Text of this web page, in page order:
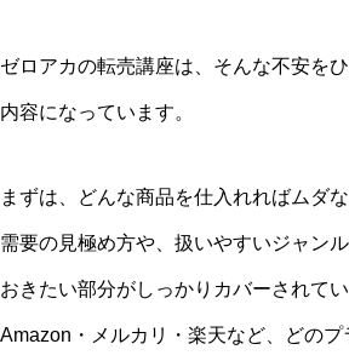
ゼロアカの転売講座は、そんな不安を
内容になっています。
まずは、どんな商品を仕入れればムダ
需要の見極め方や、扱いやすいジャン
おきたい部分がしっかりカバーされてい
Amazon・メルカリ・楽天など、どのプ